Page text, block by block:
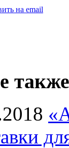
на email
также